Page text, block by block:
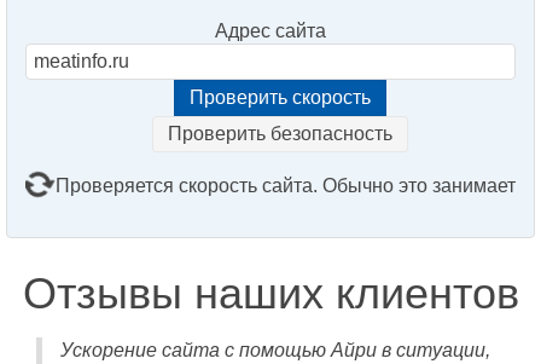
Адрес сайта
Проверить безопасность
Проверяется скорость сайта. Обычно это занимает
Отзывы наших клиентов
Ускорение сайта с помощью Айри в ситуации,